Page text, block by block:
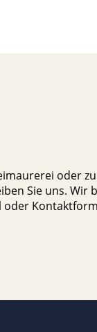
oder
Sie uns.